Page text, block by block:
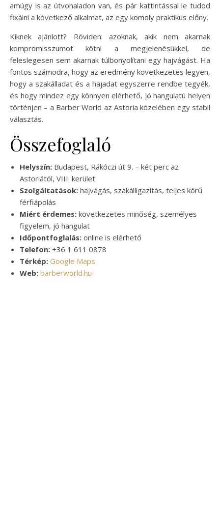
amúgy is az útvonaladon van, és pár kattintással le tudod
fixálni a következő alkalmat, az egy komoly praktikus előny.
Kiknek ajánlott? Röviden: azoknak, akik nem akarnak
kompromisszumot kötni a megjelenésükkel, de
feleslegesen sem akarnak túlbonyolítani egy hajvágást. Ha
fontos számodra, hogy az eredmény következetes legyen,
hogy a szakálladat és a hajadat egyszerre rendbe tegyék,
és hogy mindez egy könnyen elérhető, jó hangulatú helyen
történjen – a Barber World az Astoria közelében egy stabil
választás.
Összefoglaló
Helyszín: Budapest, Rákóczi út 9. – két perc az
Astoriától, VIII. kerület
Szolgáltatások: hajvágás, szakálligazítás, teljes körű
férfiápolás
Miért érdemes: következetes minőség, személyes
figyelem, jó hangulat
Időpontfoglalás: online is elérhető
Telefon: +36 1 611 0878
Térkép: Google Maps
Web: barberworld.hu